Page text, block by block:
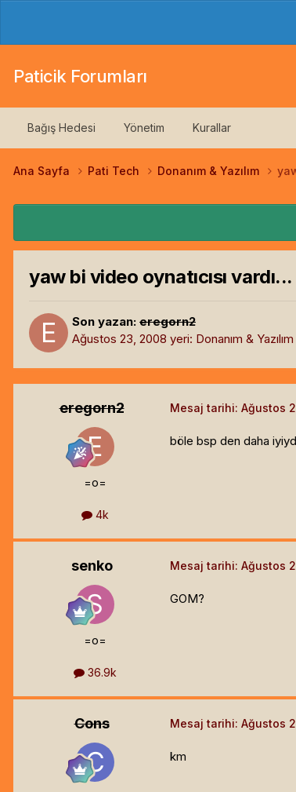
Paticik Forumları
Bağış Hedesi Yönetim Kurallar
Ana Sayfa Pati Tech Donanım & Yazılım
yaw bi video oynatıcısı vardı...
Son yazan: eregorn2
Ağustos 23, 2008 yeri: Donanım & Yazılım
eregorn2
=o=
4k
Mesaj tarihi: Ağustos
böle bsp den daha
senko
=o=
36.9k
Mesaj tarihi: Ağustos
GOM?
Cons Mesaj tarihi: Ağustos
km